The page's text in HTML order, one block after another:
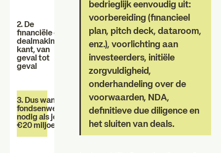
Jobs
Individual investors
De essentiële
2. De
financiële en
dealmaking-
kant, van
geval tot
geval
3. Dus wanneer heb je een
fondsenwervingsadviseur
nodig als je minder dan
€20 miljoen inzamelt?
bedrieglijk eenvoudig uit:
voorbereiding (financieel
plan, pitch deck, dataroom,
enz.), voorlichting aan
investeerders, initiële
zorgvuldigheid,
onderhandeling over de
voorwaarden, NDA,
definitieve due diligence en
het sluiten van deals.